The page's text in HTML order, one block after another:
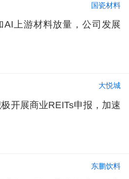
国瓷材料
AI上游材料放量，公司发展
大悦城
开展商业REITs申报，加速
东鹏饮料